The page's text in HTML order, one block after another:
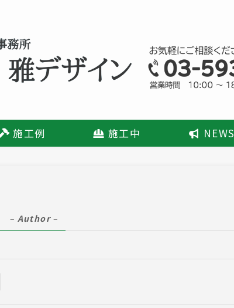
施工例 施工中 NEWS
– Author –